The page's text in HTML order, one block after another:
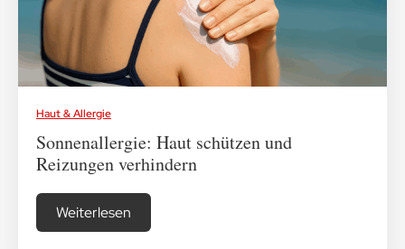
Haut & Allergie
Sonnenallergie: Haut schützen und
Reizungen verhindern
Weiterlesen